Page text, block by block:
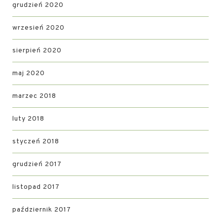
grudzień 2020
wrzesień 2020
sierpień 2020
maj 2020
marzec 2018
luty 2018
styczeń 2018
grudzień 2017
listopad 2017
październik 2017